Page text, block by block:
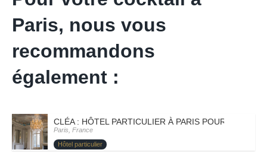
Paris, nous vous
recommandons
également :
CLÉA : HÔTEL PARTICULIER À PARIS POUR
Paris, France
Hôtel particulier